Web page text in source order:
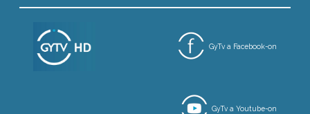
GyTv a Facebook-on
GyTv a Youtube-on